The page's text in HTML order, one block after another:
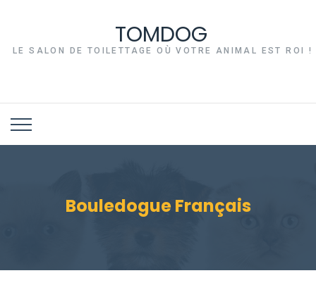
TOMDOG
LE SALON DE TOILETTAGE OÙ VOTRE ANIMAL EST ROI !
Bouledogue Français